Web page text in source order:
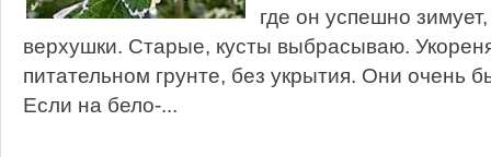
где он успешно
верхушки. Старые, кусты выбрасываю.
питательном грунте, без укрытия. Они очень
Если на бело-...